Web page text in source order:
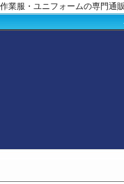
作業服・ユニフォームの専門通販